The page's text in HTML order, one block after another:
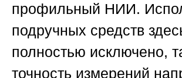
профильный НИИ.
подручных средств
полностью исключено,
точность измерений